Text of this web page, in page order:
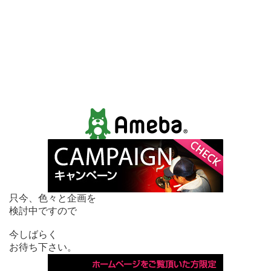
只今、色々と企画を
検討中ですので
今しばらく
お待ち下さい。